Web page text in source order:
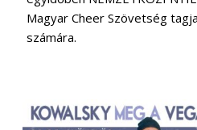
Magyar Cheer Szövetség
számára.